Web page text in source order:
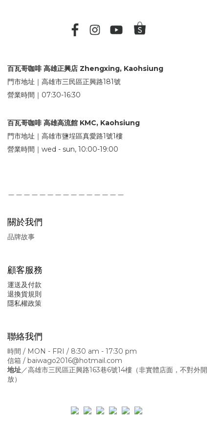
百瓦哥咖啡 高雄正興店 Zhengxing, Kaohsiung
門市地址｜高雄市三民區正興路181號
營業時間｜07:30-16:30
百瓦哥咖啡 高雄高流館 KMC, Kaohsiung
門市地址｜高雄市鹽埕區真愛路1號1樓
營業時間｜wed - sun, 10:00-19:00
關於我們
品牌故事
顧客服務
運送及付款
退換貨規則
隱私權政策
聯絡我們
時間 / MON - FRI / 8:30 am - 17:30 pm
信箱 / baiwago2016@hotmail.com
地址／高雄市三民區正興路163巷6號14樓 （非實體店面，不對外開
放）